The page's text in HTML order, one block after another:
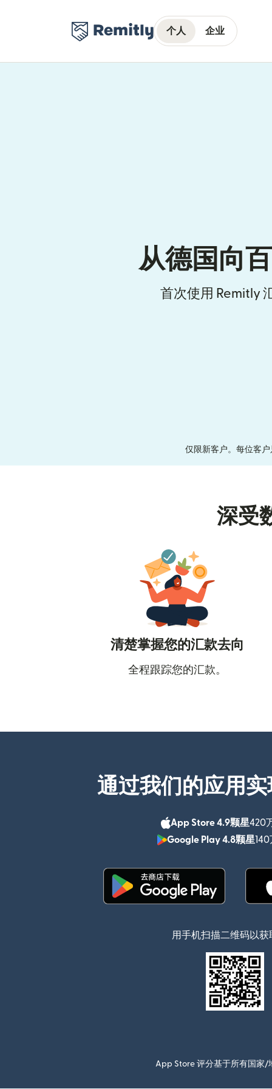
个人 企业
从德国向
首次使用 Remitly
仅限新客户。每位客
深受
清楚掌握您的汇款去向
全程跟踪您的汇款。
通过我们的应用
App Store 4.9颗星420
Google Play 4.8颗星
用手机扫描二维码以获
App Store 评分基于所有国家/